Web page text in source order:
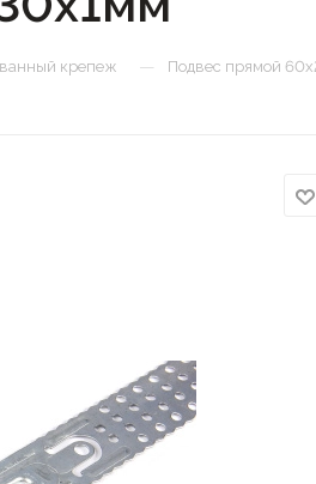
крепеж — Подвес прямой